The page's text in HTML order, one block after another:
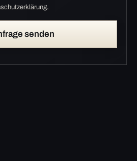
senden